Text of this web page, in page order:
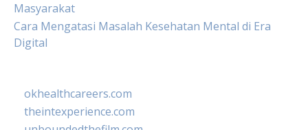
Masyarakat
Cara Mengatasi Masalah Kesehatan Mental di Era
Digital
okhealthcareers.com
theintexperience.com